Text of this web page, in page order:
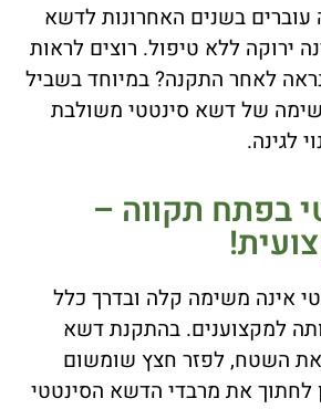
בשנים האחרונות לדשא
ירוקה ללא טיפול. רוצים לראות
לאחר התקנה? במיוחד בשביל
של דשא סינטטי משולבת
לגינה.
בפתח תקווה –
אינה משימה קלה ובדרך כלל
למקצוענים. בהתקנת דשא
את השטח, לפזר חצץ שומשום
לחתוך את מרבדי הדשא הסינטטי